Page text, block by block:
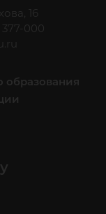
16
377-000
образования